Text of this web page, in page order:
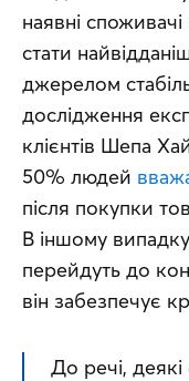
наявні
стати
джерелом
дослідження
клієнтів Шепа
50% людей
після покупки
В іншому
перейдуть до
він забезпечує
До речі,